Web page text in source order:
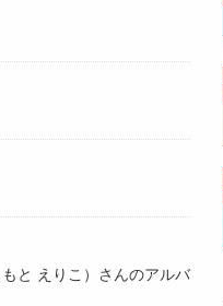
と えりこ）さんのアルバ